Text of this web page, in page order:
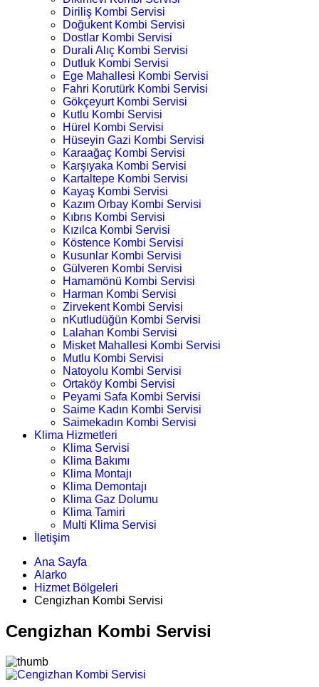
Diriliş Kombi Servisi
Doğukent Kombi Servisi
Dostlar Kombi Servisi
Durali Alıç Kombi Servisi
Dutluk Kombi Servisi
Ege Mahallesi Kombi Servisi
Fahri Korutürk Kombi Servisi
Gökçeyurt Kombi Servisi
Kutlu Kombi Servisi
Hürel Kombi Servisi
Hüseyin Gazi Kombi Servisi
Karaağaç Kombi Servisi
Karşıyaka Kombi Servisi
Kartaltepe Kombi Servisi
Kayaş Kombi Servisi
Kazım Orbay Kombi Servisi
Kıbrıs Kombi Servisi
Kızılca Kombi Servisi
Köstence Kombi Servisi
Kusunlar Kombi Servisi
Gülveren Kombi Servisi
Hamamönü Kombi Servisi
Harman Kombi Servisi
Zirvekent Kombi Servisi
nKutludüğün Kombi Servisi
Lalahan Kombi Servisi
Misket Mahallesi Kombi Servisi
Mutlu Kombi Servisi
Natoyolu Kombi Servisi
Ortaköy Kombi Servisi
Peyami Safa Kombi Servisi
Saime Kadın Kombi Servisi
Saimekadın Kombi Servisi
Klima Hizmetleri
Klima Servisi
Klima Bakımı
Klima Montajı
Klima Demontajı
Klima Gaz Dolumu
Klima Tamiri
Multi Klima Servisi
İletişim
Ana Sayfa
Alarko
Hizmet Bölgeleri
Cengizhan Kombi Servisi
Cengizhan Kombi Servisi